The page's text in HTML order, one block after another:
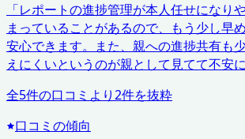
「レポートの進捗管理が本人任せになり
まっていることがあるので、もう少し早
安心できます。また、親への進捗共有も
えにくいというのが親として見てて不安
全5件の口コミより2件を抜粋
口コミの傾向